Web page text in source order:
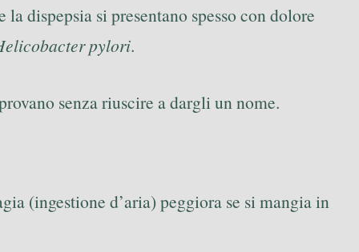
la dispepsia si presentano spesso con dolore
pylori.
senza riuscire a dargli un nome.
(ingestione d’aria) peggiora se si mangia in